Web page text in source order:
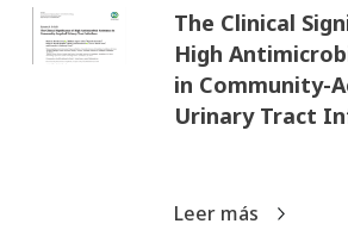
The Clinical
High
in Community-
Urinary Tract
Leer más